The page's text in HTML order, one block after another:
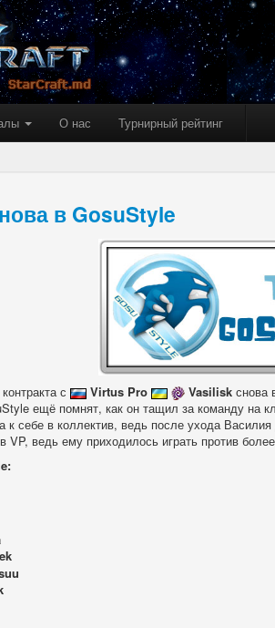
О нас Турнирный рейтинг
в GosuStyle
с Virtus Pro Vasilisk снова
ещё помнят, как он тащил за команду на
к себе в коллектив, ведь после ухода
VP, ведь ему приходилось играть против